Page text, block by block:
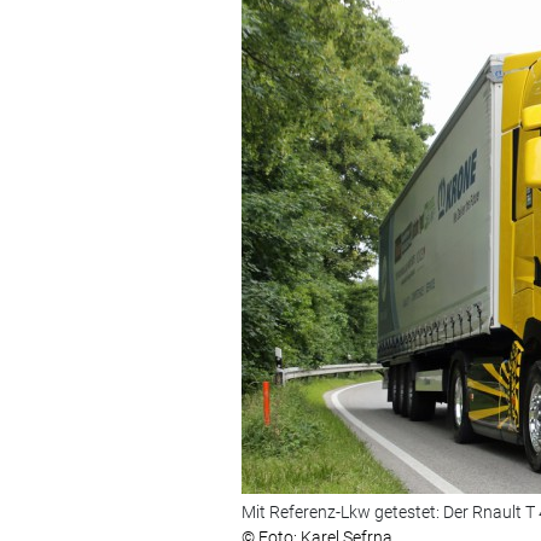
Mit Referenz-Lkw getestet: Der Rnault T